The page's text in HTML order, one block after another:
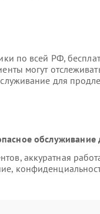
по всей РФ,
могут
для
обслуживание
аккуратная